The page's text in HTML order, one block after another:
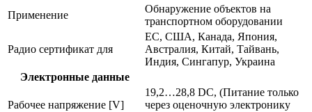
Применение
Обнаружение объектов на
транспортном оборудовании
Радио сертификат для
ЕС, США, Канада, Япония,
Австралия, Китай, Тайвань,
Индия, Сингапур, Украина
Электронные данные
Рабочее напряжение [V]
19,2…28,8 DC, (Питание только
через оценочную электронику